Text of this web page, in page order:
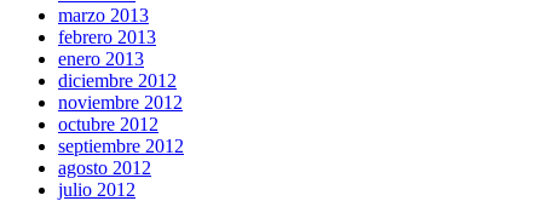
marzo 2013
febrero 2013
enero 2013
diciembre 2012
noviembre 2012
octubre 2012
septiembre 2012
agosto 2012
julio 2012